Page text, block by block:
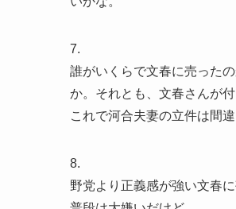
7.
誰がいくらで文春に売った
か。それとも、文春さんが付
これで河合夫妻の立件は間
8.
野党より正義感が強い文春に